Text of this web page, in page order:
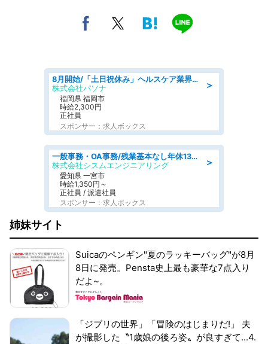
＞
8月開始/「土日祝休み」ヘルスケア業界の産業保健師/高時給/未経験OK/要資格:保健師、正看護師
株式会社パソナ
福岡県 福岡市
時給2,300円
正社員
スポンサー：求人ボックス
＞
一般事務・OA事務/残業基本なし年休130日社保完備の一般・調達事務
株式会社シスムエンジニアリング
愛知県 一宮市
時給1,350円～
正社員 / 派遣社員
スポンサー：求人ボックス
姉妹サイト
Suicaのペンギン"夏のラッキーバッグ"が8月
8日に発売。Pensta史上最も豪華な7点入り
だよ~。
「ジブリの世界」「冒険のはじまりだ!」 夫
が撮影した〝1歳娘の後ろ姿〟が良すぎて...4.